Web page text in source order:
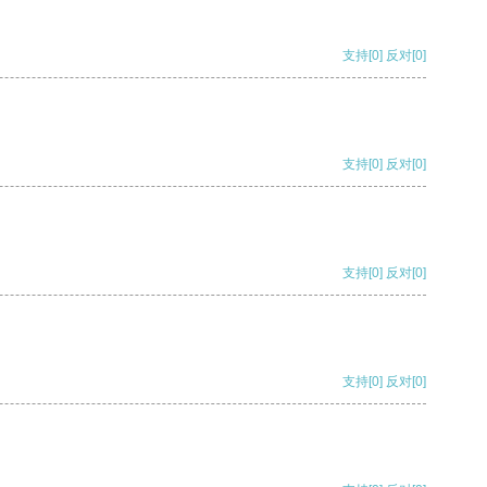
支持[0] 反对[0]
支持[0] 反对[0]
支持[0] 反对[0]
支持[0] 反对[0]